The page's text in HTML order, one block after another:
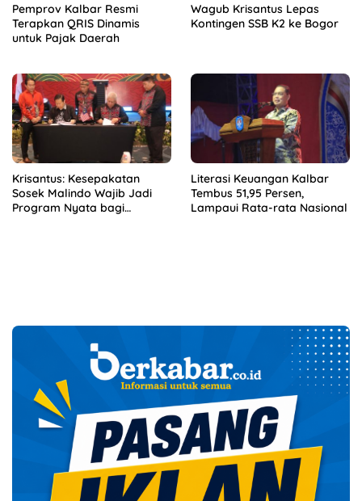
Pemprov Kalbar Resmi
Terapkan QRIS Dinamis
untuk Pajak Daerah
Wagub Krisantus Lepas
Kontingen SSB K2 ke Bogor
Krisantus: Kesepakatan
Sosek Malindo Wajib Jadi
Program Nyata bagi
Literasi Keuangan Kalbar
Tembus 51,95 Persen,
Lampaui Rata-rata Nasional